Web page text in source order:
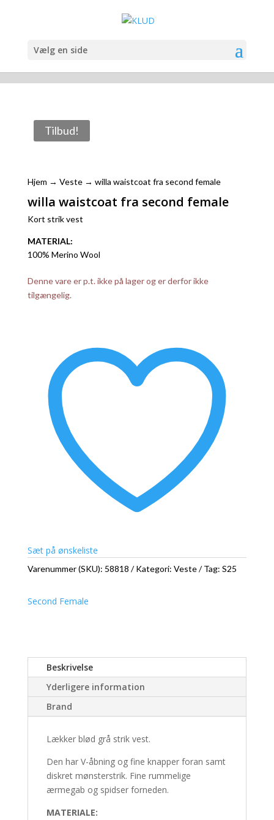
Vælg en side
Tilbud!
Hjem → Veste→ willa waistcoat fra second female
willa waistcoat fra second female
Kort strik vest
MATERIAL:
100% Merino Wool
Denne vare er p.t. ikke på lager og er derfor ikke
tilgængelig.
Sæt på ønskeliste
Varenummer (SKU): 58818 Kategori: Veste Tag: S25
Second Female
Beskrivelse
Yderligere information
Brand
Lækker blød grå strik vest.
Den har V-åbning og fine knapper foran samt
diskret mønsterstrik. Fine rummelige
ærmegab og spidser forneden.
MATERIALE: